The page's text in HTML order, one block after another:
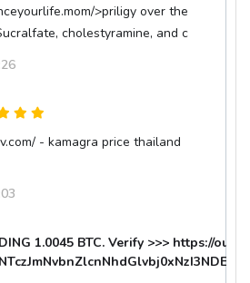
>priligy over the
cholestyramine, and c
- kamagra price thailand
1.0045 BTC. Verify >>> https://